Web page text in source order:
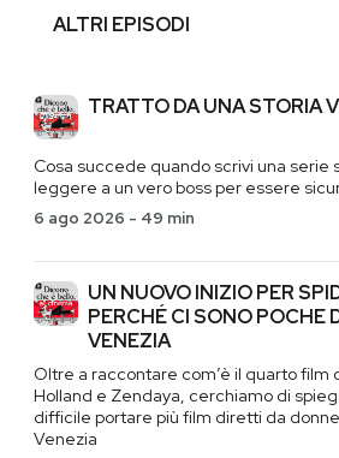
ALTRI EPISODI
TRATTO DA UNA STORIA
Cosa succede quando scrivi una serie
leggere a un vero boss per essere
6 ago 2026 - 49 min
UN NUOVO INIZIO PER
PERCHÉ CI SONO POCHE
VENEZIA
Oltre a raccontare com’è il quarto film
Holland e Zendaya, cerchiamo di
difficile portare più film diretti da
Venezia